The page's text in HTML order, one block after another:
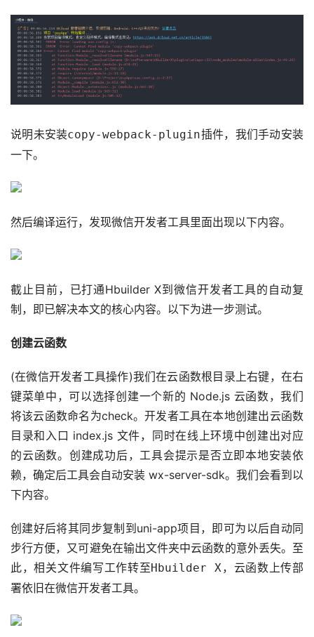
说明未安装copy-webpack-plugin插件，我们手动安装
一下。
然后编译运行，发现微信开发者工具里面出现以下内容。
截止目前，已打通Hbuilder X到微信开发者工具的自动复
制，即已解决本文的核心内容。以下为进一步测试。
创建云函数
(在微信开发者工具操作)我们在云函数根目录上右键，在右
键菜单中，可以选择创建一个新的 Node.js 云函数，我们
将该云函数命名为check。开发者工具在本地创建出云函数
目录和入口 index.js 文件，同时在线上环境中创建出对应
的云函数。创建成功后，工具会提示是否立即本地安装依
赖，确定后工具会自动安装 wx-server-sdk。我们会看到以
下内容。
创建好后将其同步复制到uni-app项目，即可为以后自动同
步行方便，又可避免在输出文件夹中云函数的意外丢失。至
此，相关文件编写工作转至Hbuilder X，云函数上传部
署依旧在微信开发者工具。